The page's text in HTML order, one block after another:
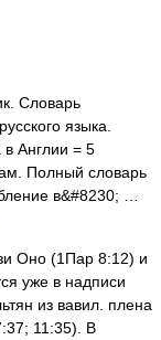
Словарь
языка.
Англии = 5
Полный словарь
в&#8230; …
Оно (1Пар 8:12) и
уже в надписи
из вавил. плена
11:35). В